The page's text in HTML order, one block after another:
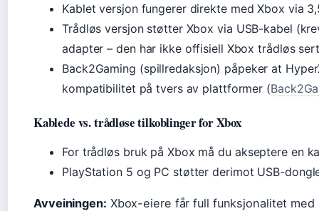
Kablet versjon fungerer direkte med Xbox via
Trådløs versjon støtter Xbox via USB-kabel
adapter – den har ikke offisiell Xbox trådløs
Back2Gaming (spillredaksjon) påpeker at
kompatibilitet på tvers av plattformer (
Kablede vs. trådløse tilkoblinger for Xbox
For trådløs bruk på Xbox må du akseptere en
PlayStation 5 og PC støtter derimot USB-
Avveiningen: Xbox-eiere får full funksjonalitet